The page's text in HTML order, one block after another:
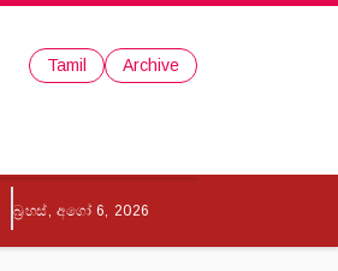
Tamil Archive
බ්‍රහස්, අගෝ 6, 2026